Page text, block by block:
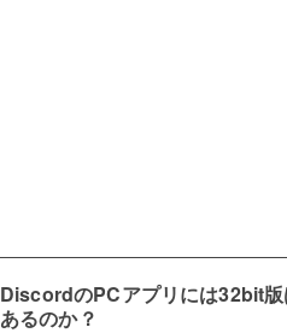
DiscordのPCアプリには32bit
あるのか？